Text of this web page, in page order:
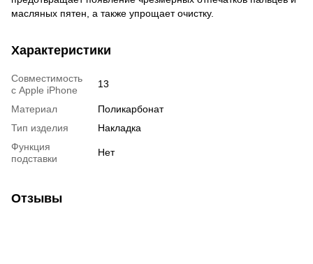
масляных пятен, а также упрощает очистку.
Характеристики
Совместимость
с Apple iPhone
13
Материал
Поликарбонат
Тип изделия
Накладка
Функция
подставки
Нет
Отзывы